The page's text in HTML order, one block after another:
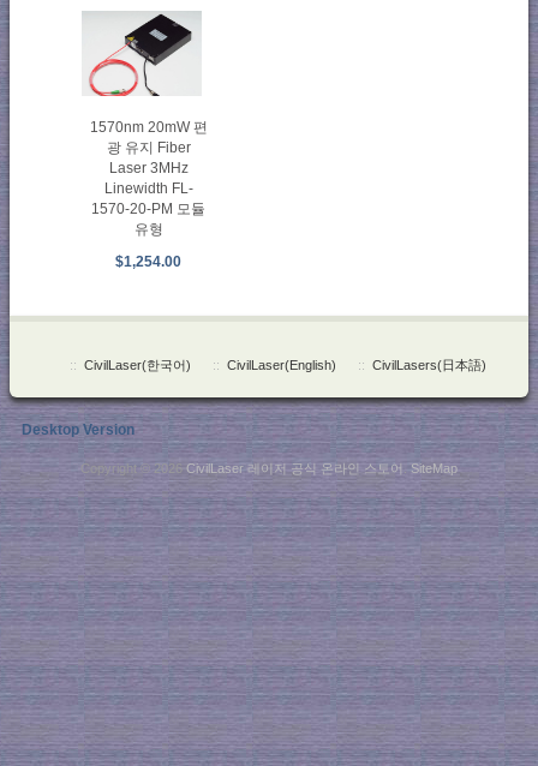
1570nm 20mW 편
광 유지 Fiber
Laser 3MHz
Linewidth FL-
1570-20-PM 모듈
유형
$1,254.00
:: CivilLaser(한국어) :: CivilLaser(English) :: CivilLasers(日本語)
Desktop Version
Copyright © 2026 CivilLaser 레이저 공식 온라인 스토어 .SiteMap